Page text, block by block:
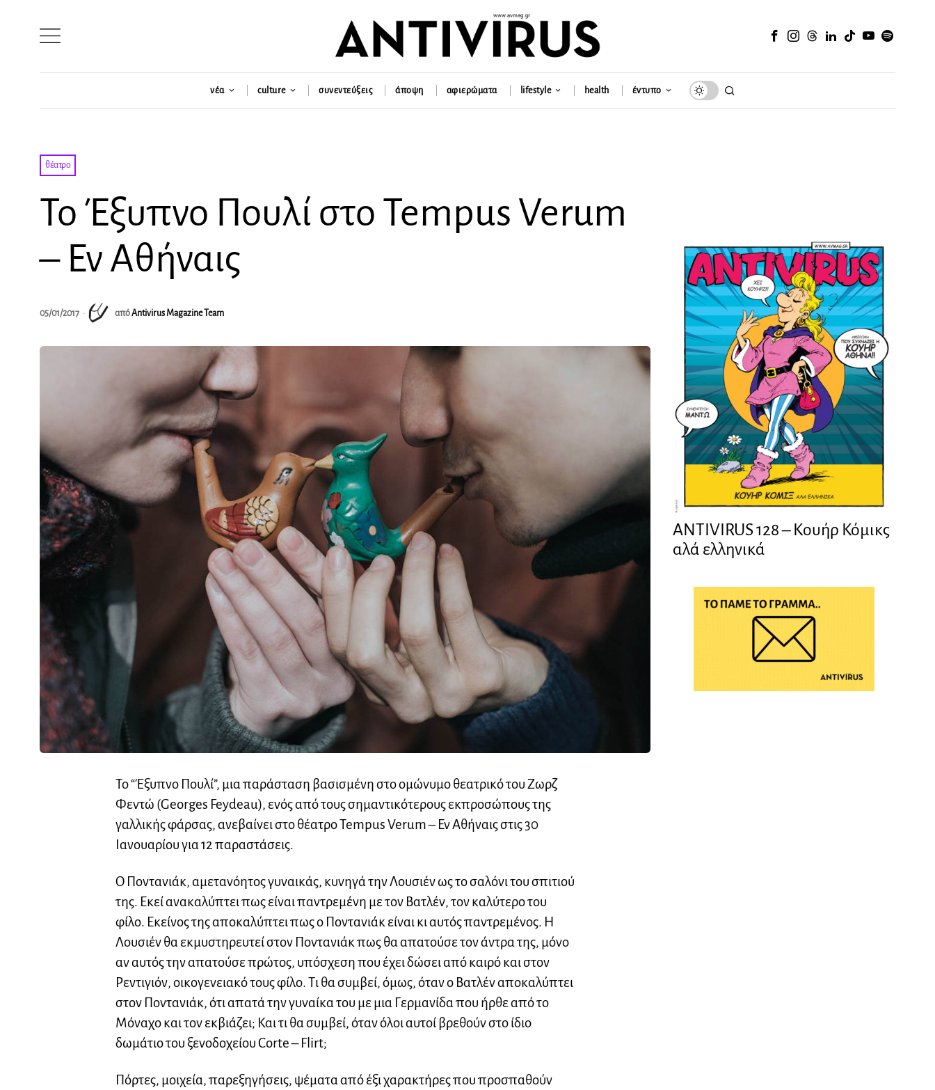
νέα culture συνεντεύξεις άποψη αφιερώματα lifestyle health έντυπο
θέατρο
Το Έξυπνο Πουλί στο Tempus Verum
– Εν Αθήναις
05/01/2017 απόAntivirus Magazine Team
Το “Έξυπνο Πουλί”, μια παράσταση βασισμένη στο ομώνυμο θεατρικό του Ζωρζ
Φεντώ (Georges Feydeau), ενός από τους σημαντικότερους εκπροσώπους της
γαλλικής φάρσας, ανεβαίνει στο θέατρο Tempus Verum – Εν Αθήναις στις 30
Ιανουαρίου για 12 παραστάσεις.
Ο Ποντανιάκ, αμετανόητος γυναικάς, κυνηγά την Λουσιέν ως το σαλόνι του σπιτιού
της. Εκεί ανακαλύπτει πως είναι παντρεμένη με τον Βατλέν, τον καλύτερο του
φίλο. Εκείνος της αποκαλύπτει πως ο Ποντανιάκ είναι κι αυτός παντρεμένος. Η
Λουσιέν θα εκμυστηρευτεί στον Ποντανιάκ πως θα απατούσε τον άντρα της, μόνο
αν αυτός την απατούσε πρώτος, υπόσχεση που έχει δώσει από καιρό και στον
Ρεντιγιόν, οικογενειακό τους φίλο. Τι θα συμβεί, όμως, όταν ο Βατλέν αποκαλύπτει
στον Ποντανιάκ, ότι απατά την γυναίκα του με μια Γερμανίδα που ήρθε από το
Μόναχο και τον εκβιάζει; Και τι θα συμβεί, όταν όλοι αυτοί βρεθούν στο ίδιο
δωμάτιο του ξενοδοχείου Corte – Flirt;
Πόρτες, μοιχεία, παρεξηγήσεις, ψέματα από έξι χαρακτήρες που προσπαθούν
ANTIVIRUS 128 – Kουήρ Κόμικς
αλά ελληνικά